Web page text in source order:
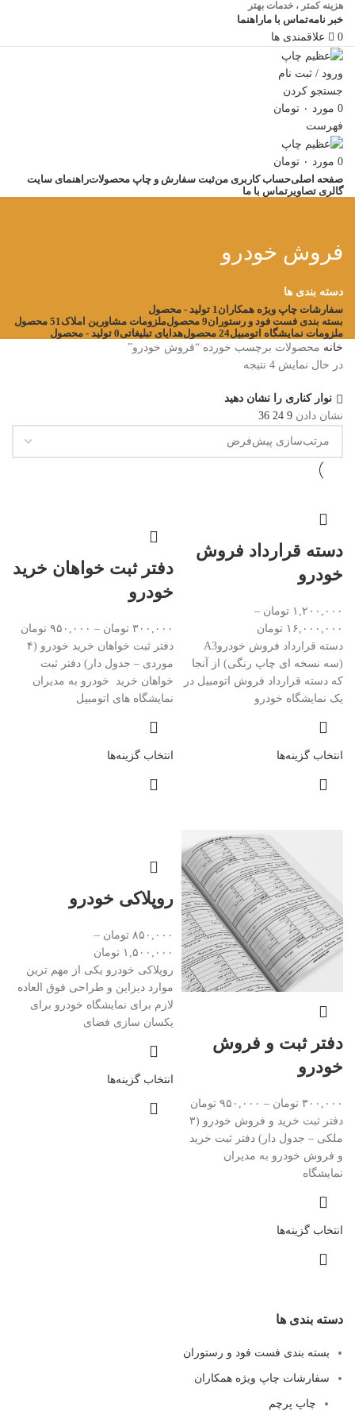
هزینه کمتر ، خدمات بهتر
خبر نامهتماس با ماراهنما
0
علاقمندی ها
ورود / ثبت نام
جستجو کردن
0 مورد ۰ تومان
فهرست
0 مورد ۰ تومان
صفحه اصلیحساب کاربری منثبت سفارش و چاپ محصولاتراهنمای سایت
گالری تصاویر تماس با ما
فروش خودرو
دسته بندی ها
سفارشات چاپ ویژه همکاران 1 تولید - محصول
بسته بندی فست فود و رستوران9 محصول ملزومات مشاورین املاک 51 محصول
ملزومات نمایشگاه اتومبیل24 محصول هدایای تبلیغاتی0 تولید - محصول
دسته بندی ها
بسته بندی فست فود و رستوران
سفارشات چاپ ویژه همکاران
چاپ پرچم
خانه محصولات برچسب خورده “فروش خودرو”
در حال نمایش 4 نتیجه
نوار کناری را نشان دهید
نشان دادن 9
24
36
دسته قرارداد فروش
خودرو
۱,۲۰۰,۰۰۰ تومان –
۱۶,۰۰۰,۰۰۰ تومان
(سه نسخه ای چاپ رنگی) از آنجا
که دسته قرارداد فروش اتومبیل در
یک نمایشگاه خودرو
انتخاب گزینه‌ها
دفتر ثبت خواهان خرید
خودرو
۳۰۰,۰۰۰ تومان – ۹۵۰,۰۰۰ تومان
دفتر ثبت خواهان خرید خودرو (۴
موردی – جدول دار) دفتر ثبت
خواهان خرید خودرو به مدیران
نمایشگاه های اتومبیل
انتخاب گزینه‌ها
دفتر ثبت و فروش
خودرو
۳۰۰,۰۰۰ تومان – ۹۵۰,۰۰۰ تومان
دفتر ثبت خرید و فروش خودرو (۳
ملکی – جدول دار) دفتر ثبت خرید
و فروش خودرو به مدیران
نمایشگاه
انتخاب گزینه‌ها
روپلاکی خودرو
۸۵۰,۰۰۰ تومان –
۱,۵۰۰,۰۰۰ تومان
روپلاکی خودرو یکی از مهم ترین
موارد دیزاین و طراحی فوق العاده
لازم برای نمایشگاه خودرو برای
یکسان سازی فضای
انتخاب گزینه‌ها